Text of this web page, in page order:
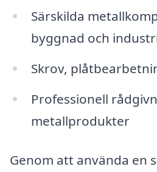
Särskilda
byggnad och
Skrov,
Professionell
metallprodukter
Genom att använda en